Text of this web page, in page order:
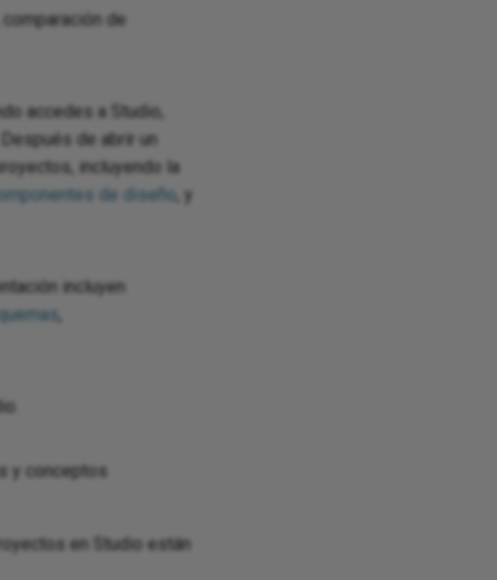
de
accedes a Studio,
de abrir un
incluyendo la
de diseño , y
incluyen
y conceptos
en Studio están